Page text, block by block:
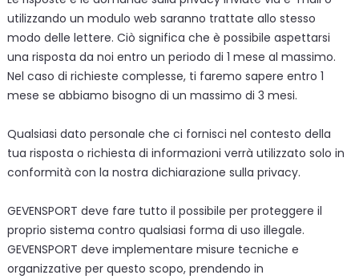
utilizzando un modulo web saranno trattate allo stesso
modo delle lettere. Ciò significa che è possibile aspettarsi
una risposta da noi entro un periodo di 1 mese al massimo.
Nel caso di richieste complesse, ti faremo sapere entro 1
mese se abbiamo bisogno di un massimo di 3 mesi.
Qualsiasi dato personale che ci fornisci nel contesto della
tua risposta o richiesta di informazioni verrà utilizzato solo in
conformità con la nostra dichiarazione sulla privacy.
GEVENSPORT deve fare tutto il possibile per proteggere il
proprio sistema contro qualsiasi forma di uso illegale.
GEVENSPORT deve implementare misure tecniche e
organizzative per questo scopo, prendendo in